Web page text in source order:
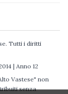
Tutti i diritti
| Anno 12
Vastese" non
senza